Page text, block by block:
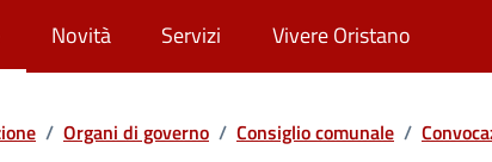
Novità Servizi Vivere Oristano
/ Organi di governo / Consiglio comunale /